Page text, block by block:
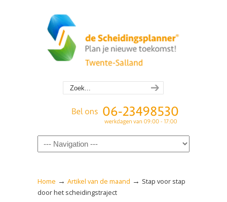
Navigation
Home → Artikel van de maand → Stap voor stap
door het scheidingstraject